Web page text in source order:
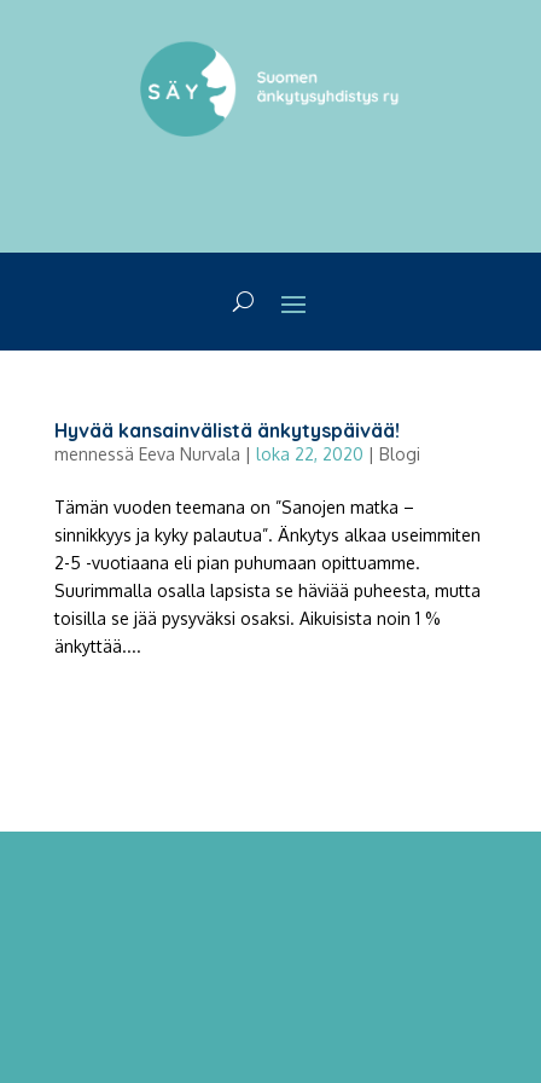
Hyvää kansainvälistä änkytyspäivää!
mennessä Eeva Nurvala loka 22, 2020 Blogi
Tämän vuoden teemana on ”Sanojen matka –
sinnikkyys ja kyky palautua”. Änkytys alkaa useimmiten
2-5 -vuotiaana eli pian puhumaan opittuamme.
Suurimmalla osalla lapsista se häviää puheesta, mutta
toisilla se jää pysyväksi osaksi. Aikuisista noin 1 %
änkyttää....